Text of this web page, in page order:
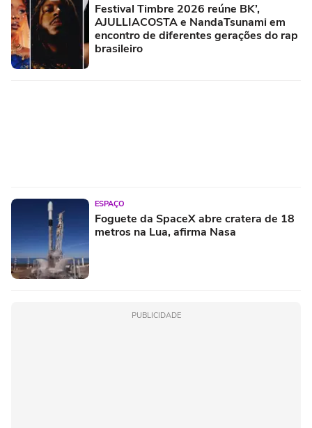
Festival Timbre 2026 reúne BK’,
AJULLIACOSTA e NandaTsunami em
encontro de diferentes gerações do rap
brasileiro
ESPAÇO
Foguete da SpaceX abre cratera de 18
metros na Lua, afirma Nasa
PUBLICIDADE